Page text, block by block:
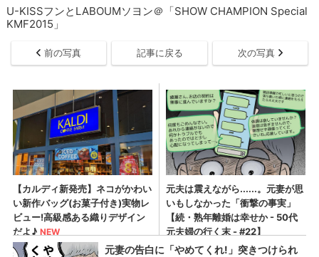
U-KISSフンとLABOUMソヨン＠「SHOW CHAMPION Special
KMF2015」
前の写真 記事に戻る 次の写真